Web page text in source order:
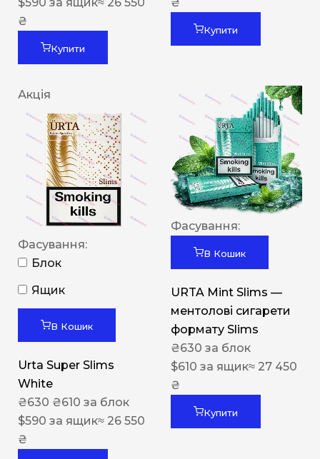
$590 за ящик≈ 26 550
₴
Купити
₴
Купити
Акція
Фасування:
Блок
Ящик
В Кошик
Urta Super Slims
White
₴630 ₴610 за блок
$590 за ящик≈ 26 550
₴
Фасування:
В Кошик
URTA Mint Slims —
ментолові сигарети
формату Slims
₴630 за блок
$610 за ящик≈ 27 450
₴
Купити